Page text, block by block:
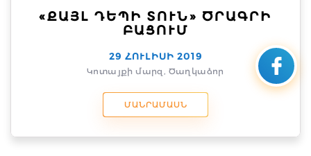
«ՔԱՅԼ ԴԵՊԻ ՏՈՒՆ» ԾՐԱԳՐԻ
ԲԱՑՈՒՄ
29 ՀՈՒԼԻՍԻ 2019
Կոտայքի մարզ, Ծաղկաձոր
ՄԱՆՐԱՄԱՍՆ